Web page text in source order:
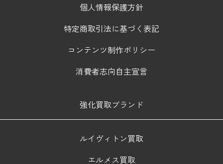
個人情報保護方針
特定商取引法に基づく表記
コンテンツ制作ポリシー
消費者志向自主宣言
強化買取ブランド
ルイヴィトン買取
エルメス買取